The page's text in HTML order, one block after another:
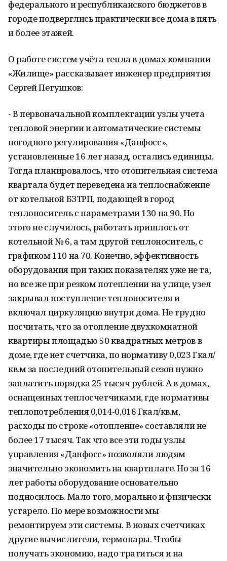
федерального и республиканского бюджетов в
городе подверглись практически все дома в пять
и более этажей.
О работе систем учёта тепла в домах компании
«Жилище» рассказывает инженер предприятия
Сергей Петушков:
- В первоначальной комплектации узлы учета
тепловой энергии и автоматические системы
погодного регулирования «Данфосс»,
установленные 16 лет назад, остались единицы.
Тогда планировалось, что отопительная система
квартала будет переведена на теплоснабжение
от котельной БЗТРП, подающей в город
теплоноситель с параметрами 130 на 90. Но
этого не случилось, работать пришлось от
котельной № 6, а там другой теплоноситель, с
графиком 110 на 70. Конечно, эффективность
оборудования при таких показателях уже не та,
но все же при резком потеплении на улице, узел
закрывал поступление теплоносителя и
включал циркуляцию внутри дома. Не трудно
посчитать, что за отопление двухкомнатной
квартиры площадью 50 квадратных метров в
доме, где нет счетчика, по нормативу 0,023 Гкал/
кв.м за последний отопительный сезон нужно
заплатить порядка 25 тысяч рублей. А в домах,
оснащенных теплосчетчиками, где нормативы
теплопотребления 0,014-0,016 Гкал/кв.м,
расходы по строке «отопление» составляли не
более 17 тысяч. Так что все эти годы узлы
управления «Данфосс» позволяли людям
значительно экономить на квартплате. Но за 16
лет работы оборудование основательно
подносилось. Мало того, морально и физически
устарело. По мере возможности мы
ремонтируем эти системы. В новых счетчиках
другие вычислители, термопары. Чтобы
получать экономию, надо тратиться и на